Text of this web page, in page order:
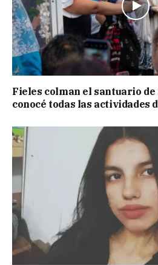
Fieles colman el santuario de
conocé todas las actividades